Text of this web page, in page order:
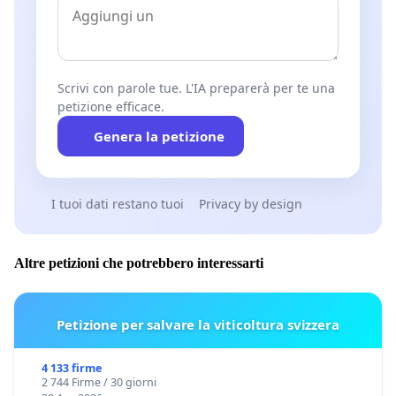
Scrivi con parole tue. L'IA preparerà per te una
petizione efficace.
Genera la petizione
I tuoi dati restano tuoi Privacy by design
Altre petizioni che potrebbero interessarti
Petizione per salvare la viticoltura svizzera
4 133 firme
2 744 Firme / 30 giorni